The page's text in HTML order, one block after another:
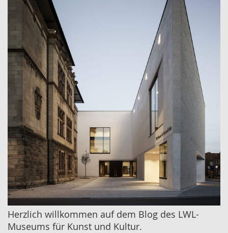
Herzlich willkommen auf dem Blog des LWL-
Museums für Kunst und Kultur.